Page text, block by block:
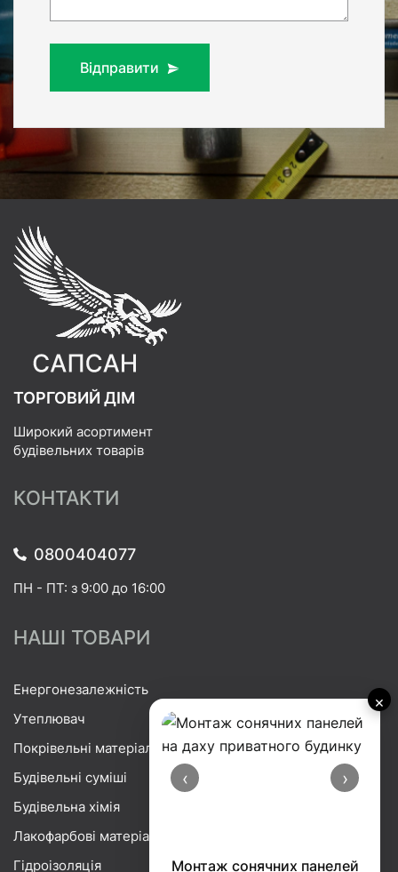
×
‹ ›
Порізка базальтової вати
Відправити
ТОРГОВИЙ ДІМ
Широкий асортимент
будівельних товарів
КОНТАКТИ
0800404077
ПН - ПТ: з 9:00 до 16:00
НАШІ ТОВАРИ
Енергонезалежність
Утеплювач
Покрівельні матеріали
Будівельні суміші
Будівельна хімія
Лакофарбові матеріали
Гідроізоляція